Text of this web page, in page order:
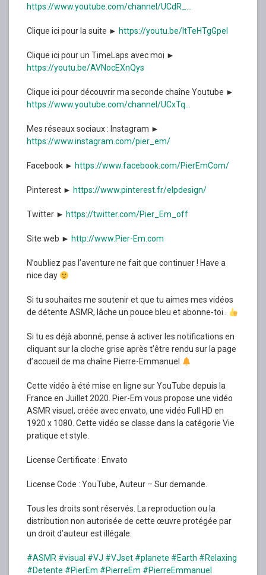
https://www.youtube.com/channel/UCdR_…
Clique ici pour la suite ► https://youtu.be/ItTeHTgGpeI
Clique ici pour un TimeLaps avec moi ►
https://youtu.be/AVNocEXnQys
Clique ici pour découvrir ma seconde chaîne Youtube ►
https://www.youtube.com/channel/UCxTq…
Mes réseaux sociaux : Instagram ►
https://www.instagram.com/pier_em/
Facebook ► https://www.facebook.com/PierEmCom/
Pinterest ► https://www.pinterest.fr/elpdesign/
Twitter ► https://twitter.com/Pier_Em_off
Site web ► http://www.Pier-Em.com
N’oubliez pas l’aventure ne fait que continuer ! Have a
nice day
Si tu souhaites me soutenir et que tu aimes mes vidéos
de détente ASMR, lâche un pouce bleu et abonne-toi .
Si tu es déjà abonné, pense à activer les notifications en
cliquant sur la cloche grise après t’être rendu sur la page
d’accueil de ma chaîne Pierre-Emmanuel
Cette vidéo à été mise en ligne sur YouTube depuis la
France en Juillet 2020. Pier-Em vous propose une vidéo
ASMR visuel, créée avec envato, une vidéo Full HD en
1920 x 1080. Cette vidéo se classe dans la catégorie Vie
pratique et style.
License Certificate : Envato
License Code : YouTube, Auteur – Sur demande.
Tous les droits sont réservés. La reproduction ou la
distribution non autorisée de cette œuvre protégée par
un droit d’auteur est illégale.
#ASMR #visual #VJ #VJset #planete #Earth #Relaxing
#Detente #PierEm #PierreEm #PierreEmmanuel